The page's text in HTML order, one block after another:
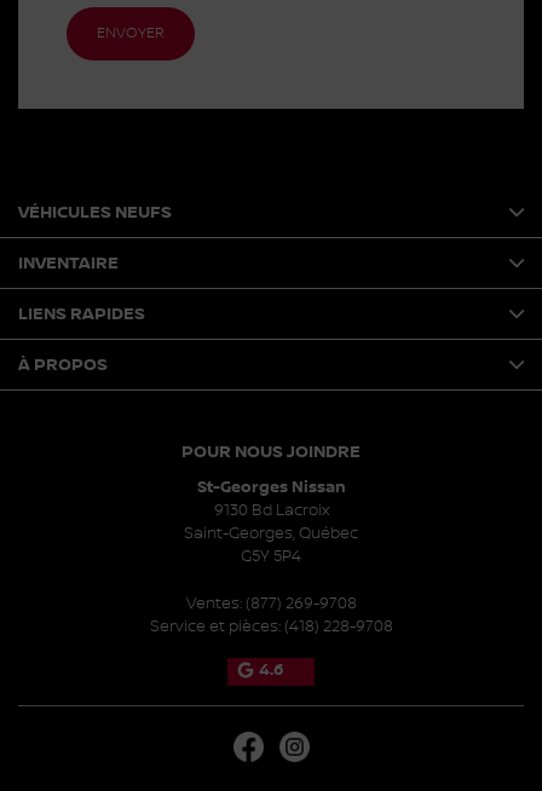
POUR NOUS JOINDRE
St-Georges Nissan
9130 Bd Lacroix
Saint-Georges, Québec
G5Y 5P4
Ventes: (877) 269-9708
Service et pièces: (418) 228-9708
4.6
VÉHICULES NEUFS
INVENTAIRE
LIENS RAPIDES
À PROPOS